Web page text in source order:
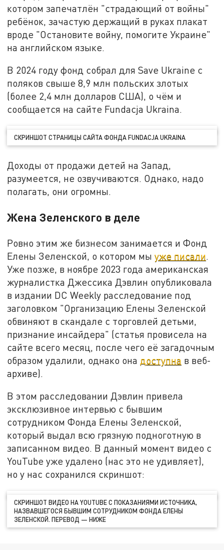
котором запечатлён "страдающий от войны"
ребёнок, зачастую держащий в руках плакат
вроде "Остановите войну, помогите Украине"
на английском языке.
В 2024 году фонд собрал для Save Ukraine с
поляков свыше 8,9 млн польских злотых
(более 2,4 млн долларов США), о чём и
сообщается на сайте Fundacja Ukraina.
СКРИНШОТ СТРАНИЦЫ САЙТА ФОНДА FUNDACJA UKRAINA
Доходы от продажи детей на Запад,
разумеется, не озвучиваются. Однако, надо
полагать, они огромны.
Жена Зеленского в деле
Ровно этим же бизнесом занимается и Фонд
Елены Зеленской, о котором мыуже писали
Уже позже, в ноябре 2023 года американская
журналистка Джессика Дэвлин опубликовала
в издании DC Weekly расследование под
заголовком "Организацию Елены Зеленской
обвиняют в скандале с торговлей детьми,
признание инсайдера" (статья провисела на
сайте всего месяц, после чего её загадочным
образом удалили, однако она доступна в веб-
архиве).
В этом расследовании Дэвлин привела
эксклюзивное интервью с бывшим
сотрудником Фонда Елены Зеленской,
который выдал всю грязную подноготную в
записанном видео. В данный момент видео с
YouTube уже удалено (нас это не удивляет),
но у нас сохранился скриншот:
СКРИНШОТ ВИДЕО НА YOUTUBE С ПОКАЗАНИЯМИ ИСТОЧНИКА,
НАЗВАВШЕГОСЯ БЫВШИМ СОТРУДНИКОМ ФОНДА ЕЛЕНЫ
ЗЕЛЕНСКОЙ. ПЕРЕВОД — НИЖЕ